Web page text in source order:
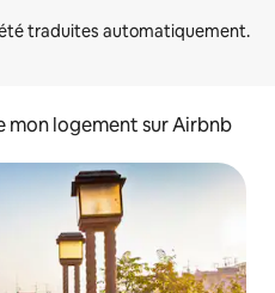
mon logement sur Airbnb